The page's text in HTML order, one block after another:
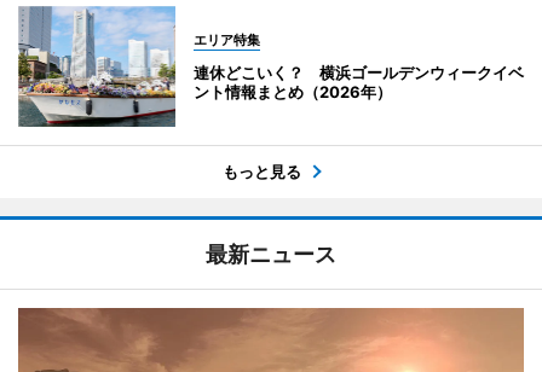
エリア特集
連休どこいく？ 横浜ゴールデンウィークイベ
ント情報まとめ（2026年）
もっと見る
最新ニュース